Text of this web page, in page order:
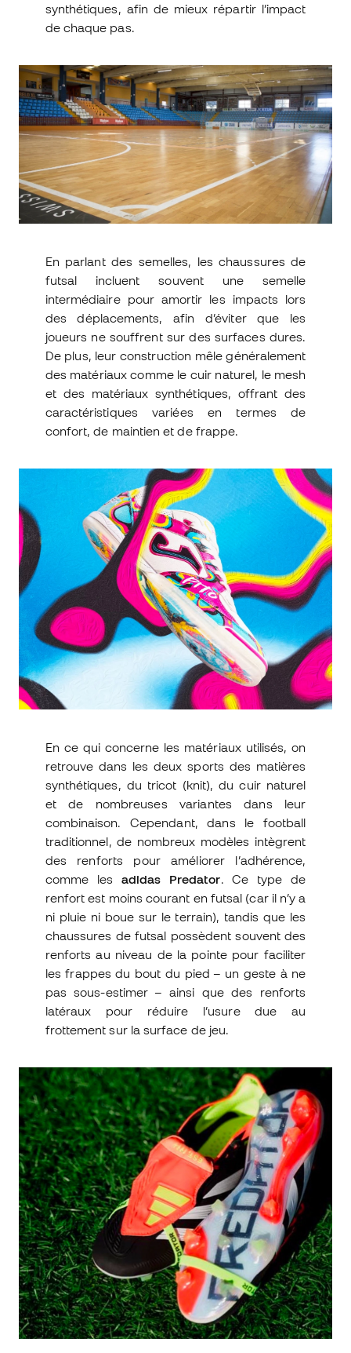
synthétiques, afin de mieux répartir l’impact
de chaque pas.
En parlant des semelles, les chaussures de
futsal incluent souvent une semelle
intermédiaire pour amortir les impacts lors
des déplacements, afin d’éviter que les
joueurs ne souffrent sur des surfaces dures.
De plus, leur construction mêle généralement
des matériaux comme le cuir naturel, le mesh
et des matériaux synthétiques, offrant des
caractéristiques variées en termes de
confort, de maintien et de frappe.
En ce qui concerne les matériaux utilisés, on
retrouve dans les deux sports des matières
synthétiques, du tricot (knit), du cuir naturel
et de nombreuses variantes dans leur
combinaison. Cependant, dans le football
traditionnel, de nombreux modèles intègrent
des renforts pour améliorer l’adhérence,
comme les adidas Predator. Ce type de
renfort est moins courant en futsal (car il n’y a
ni pluie ni boue sur le terrain), tandis que les
chaussures de futsal possèdent souvent des
renforts au niveau de la pointe pour faciliter
les frappes du bout du pied – un geste à ne
pas sous-estimer – ainsi que des renforts
latéraux pour réduire l’usure due au
frottement sur la surface de jeu.